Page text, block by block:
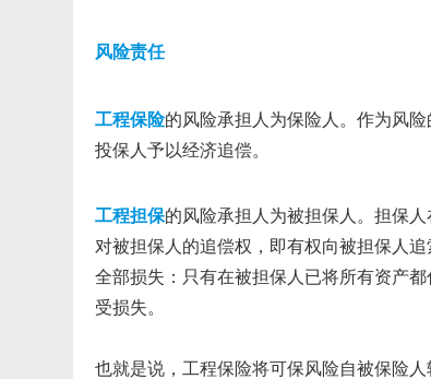
风险责任
工程保险的风险承担人为保险人。作为风
投保人予以经济追偿。
工程担保的风险承担人为被担保人。担保
对被担保人的追偿权，即有权向被担保人
全部损失：只有在被担保人已将所有资产
受损失。
也就是说，工程保险将可保风险自被保险